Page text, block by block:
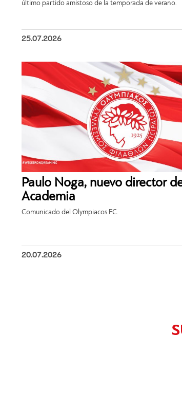
último partido amistoso de la temporada de verano.
25.07.2026
Paulo Noga, nuevo director
Academia
Comunicado del Olympiacos FC.
20.07.2026